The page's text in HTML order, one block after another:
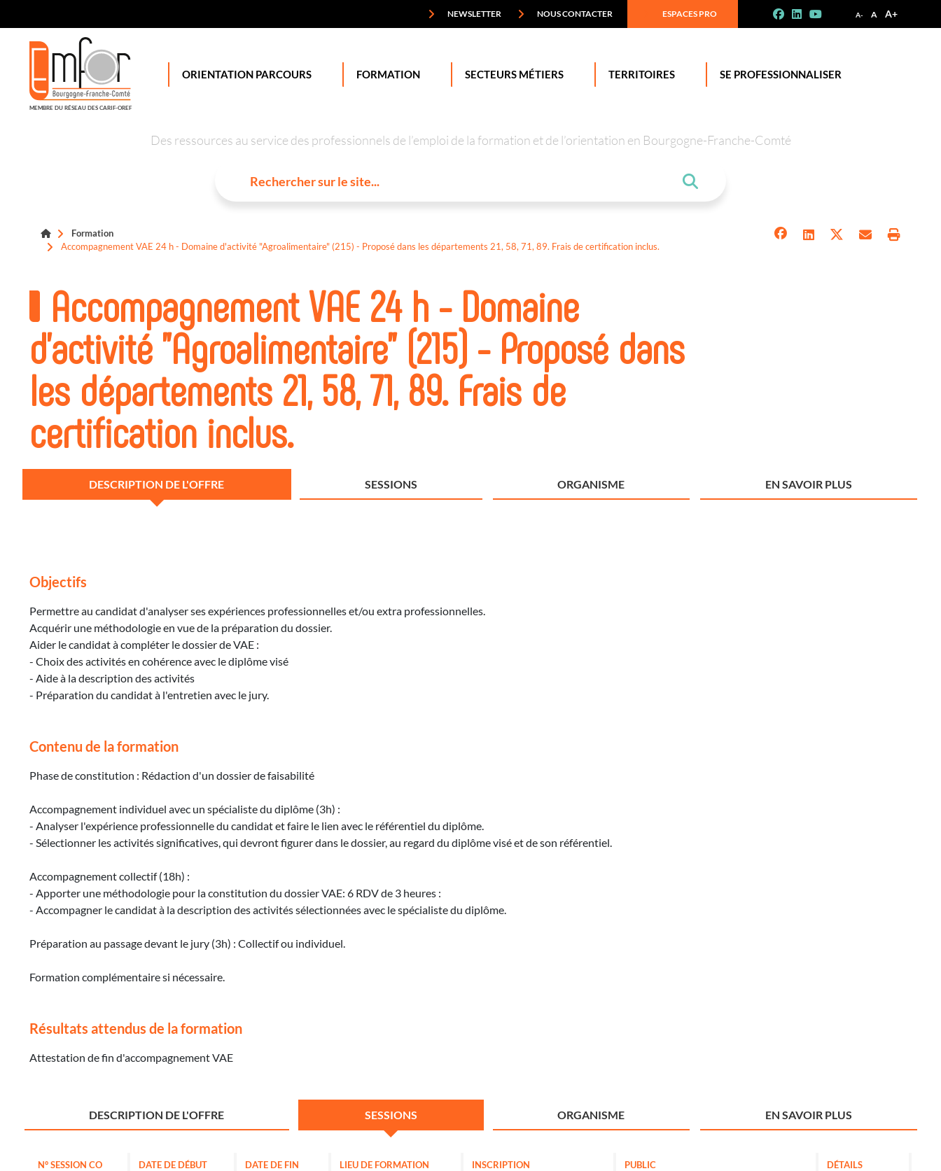
A- A A+
NEWSLETTER NOUS CONTACTER ESPACES PRO
MEMBRE DU RÉSEAU DES CARIF-OREF
ORIENTATION PARCOURS FORMATION SECTEURS MÉTIERS TERRITOIRES SE PROFESSIONNALISER
Des ressources au service des professionnels de l’emploi de la formation et de l’orientation en Bourgogne-Franche-Comté
Formation
Accompagnement VAE 24 h - Domaine d'activité "Agroalimentaire" (215) - Proposé dans les départements 21, 58, 71, 89. Frais de certification inclus.
Accompagnement VAE 24 h - Domaine
d'activité "Agroalimentaire" (215) - Proposé dans
les départements 21, 58, 71, 89. Frais de
certification inclus.
DESCRIPTION DE L'OFFRE SESSIONS ORGANISME EN SAVOIR PLUS
Objectifs
Permettre au candidat d'analyser ses expériences professionnelles et/ou extra professionnelles.
Acquérir une méthodologie en vue de la préparation du dossier.
Aider le candidat à compléter le dossier de VAE :
- Choix des activités en cohérence avec le diplôme visé
- Aide à la description des activités
- Préparation du candidat à l'entretien avec le jury.
Contenu de la formation
Phase de constitution : Rédaction d'un dossier de faisabilité
Accompagnement individuel avec un spécialiste du diplôme (3h) :
- Analyser l'expérience professionnelle du candidat et faire le lien avec le référentiel du diplôme.
- Sélectionner les activités significatives, qui devront figurer dans le dossier, au regard du diplôme visé et de son référentiel.
Accompagnement collectif (18h) :
- Apporter une méthodologie pour la constitution du dossier VAE: 6 RDV de 3 heures :
- Accompagner le candidat à la description des activités sélectionnées avec le spécialiste du diplôme.
Préparation au passage devant le jury (3h) : Collectif ou individuel.
Formation complémentaire si nécessaire.
Résultats attendus de la formation
Attestation de fin d'accompagnement VAE
DESCRIPTION DE L'OFFRE SESSIONS ORGANISME EN SAVOIR PLUS
N° SESSION CO DATE DE DÉBUT DATE DE FIN LIEU DE FORMATION INSCRIPTION PUBLIC DÉTAILS